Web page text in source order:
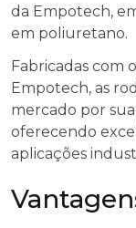
da Empotech,
em poliuretano.
Fabricadas com
Empotech, as
mercado por
oferecendo
aplicações